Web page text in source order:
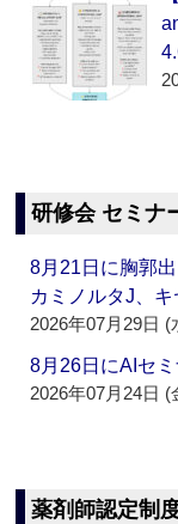
研修会 セミナ
8月21日に胸郭
カミノルタJ、
2026年07月29日 (
8月26日にAIセ
2026年07月24日 (
薬剤師認定制